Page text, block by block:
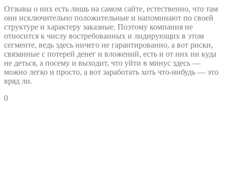
Отзывы о них есть лишь на самом сайте, естественно, что там
они исключительно положительные и напоминают по своей
структуре и характеру заказные. Поэтому компания не
относится к числу востребованных и лидирующих в этом
сегменте, ведь здесь ничего не гарантированно, а вот риски,
связанные с потерей денег и вложений, есть и от них ни куда
не деться, а посему и выходит, что уйти в минус здесь —
можно легко и просто, а вот заработать хоть что-нибудь — это
вряд ли.
0